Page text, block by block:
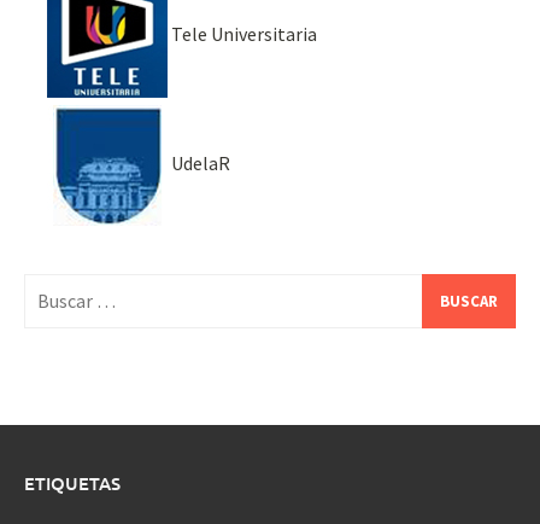
Tele Universitaria
UdelaR
ETIQUETAS